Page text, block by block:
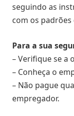
seguindo as
com os
Para a sua
– Verifique se a
– Conheça o
– Não pague
empregador.